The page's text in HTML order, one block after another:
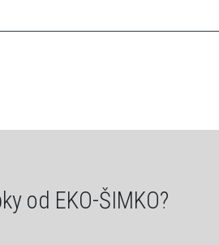
od EKO-ŠIMKO?